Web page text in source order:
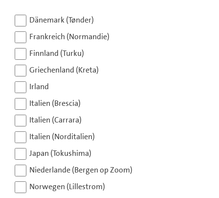
Dänemark (Tønder)
Frankreich (Normandie)
Finnland (Turku)
Griechenland (Kreta)
Irland
Italien (Brescia)
Italien (Carrara)
Italien (Norditalien)
Japan (Tokushima)
Niederlande (Bergen op Zoom)
Norwegen (Lillestrom)